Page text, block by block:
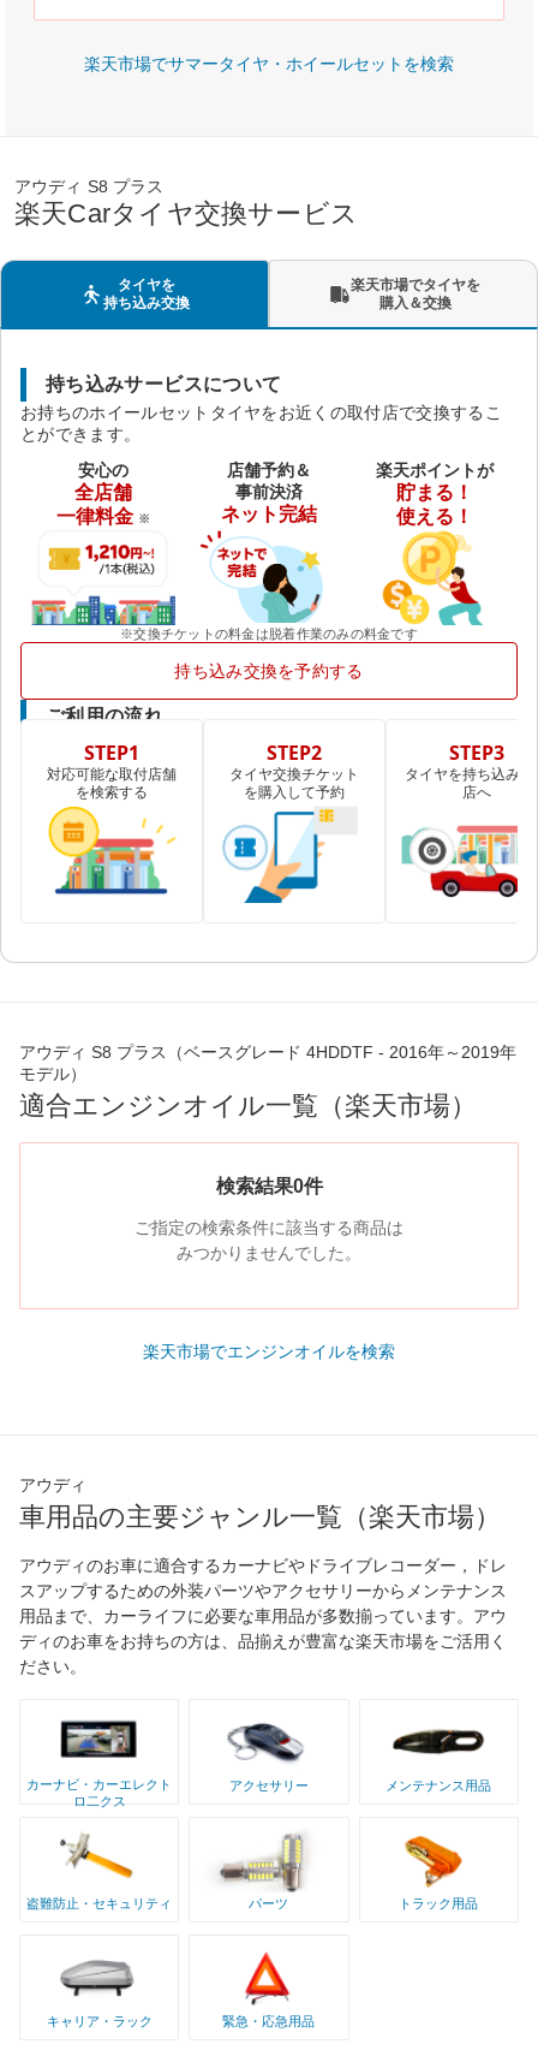
楽天市場でサマータイヤ・ホイールセットを検索
アウディ S8 プラス
楽天Carタイヤ交換サービス
タイヤを
持ち込み交換
楽天市場でタイヤを
購入＆交換
持ち込みサービスについて
お持ちのホイールセットタイヤをお近くの取付店で交換するこ
とができます。
安心の
全店舗
一律料金 ※
店舗予約＆
事前決済
ネット完結
楽天ポイントが
貯まる！
使える！
※交換チケットの料金は脱着作業のみの料金です
持ち込み交換を予約する
ご利用の流れ
STEP1
対応可能な取付店舗
を検索する
STEP2
タイヤ交換チケット
を購入して予約
STEP3
タイヤを持ち込み取
店へ
アウディ S8 プラス（ベースグレード 4HDDTF - 2016年～2019年
モデル）
適合エンジンオイル一覧（楽天市場）
検索結果0件
ご指定の検索条件に該当する商品は
みつかりませんでした。
楽天市場でエンジンオイルを検索
アウディ
車用品の主要ジャンル一覧（楽天市場）
アウディのお車に適合するカーナビやドライブレコーダー，ドレ
スアップするための外装パーツやアクセサリーからメンテナンス
用品まで、カーライフに必要な車用品が多数揃っています。アウ
ディのお車をお持ちの方は、品揃えが豊富な楽天市場をご活用く
ださい。
カーナビ・カーエレクト
ロ二クス
アクセサリー メンテナンス用品
盗難防止・セキュリティ パーツ トラック用品
キャリア・ラック 緊急・応急用品